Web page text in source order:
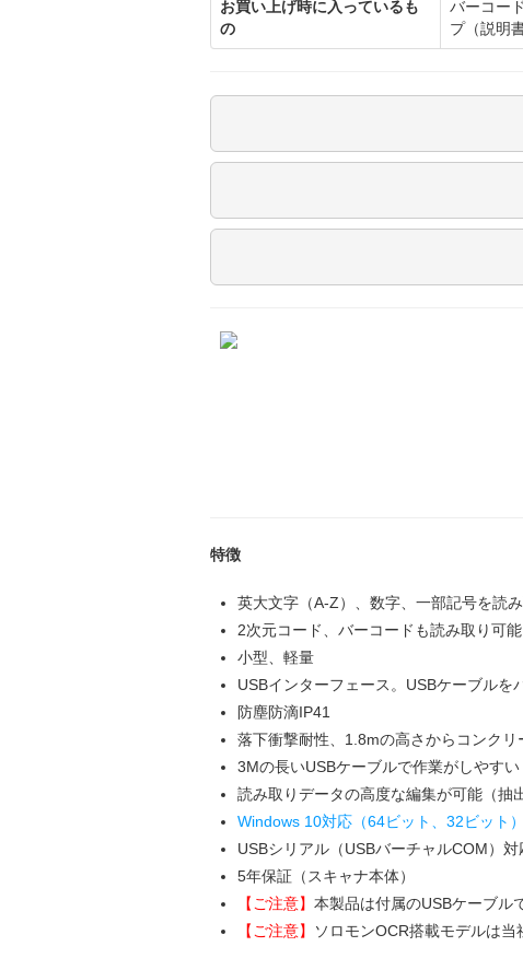
お買い上げ時に入っているも
の
バーコー
プ（説明
特徴
英大文字（A-Z）、数字、一部記号を
2次元コード、バーコードも読み取り可能
小型、軽量
USBインターフェース。USBケーブルを
防塵防滴IP41
落下衝撃耐性、1.8mの高さからコンク
3Mの長いUSBケーブルで作業がしやすい
読み取りデータの高度な編集が可能（抽
Windows 10対応（64ビット、32ビット）
USBシリアル（USBバーチャルCOM）対
5年保証（スキャナ本体）
【ご注意】 本製品は付属のUSBケーブル
【ご注意】
ソロモンOCR搭載モデルは